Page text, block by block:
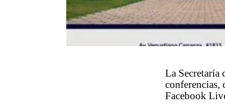
La Secretaría
conferencias,
Facebook